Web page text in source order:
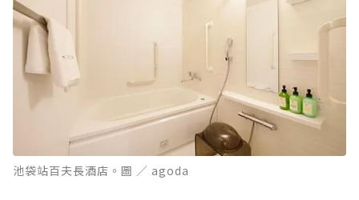
池袋站百夫長酒店。圖 ／ agoda